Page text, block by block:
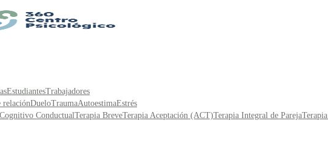
EstudiantesTrabajadores
relaciónDueloTraumaAutoestimaEstrés
ConductualTerapia BreveTerapia Aceptación (ACT)Terapia Integral de Pareja